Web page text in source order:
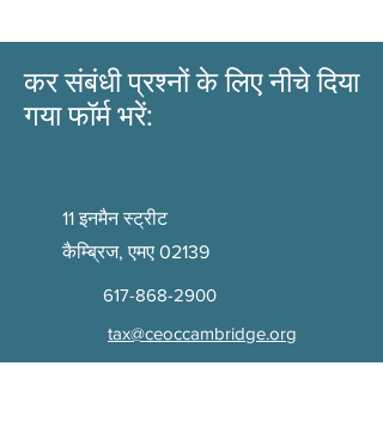
कर संबंधी प्रश्नों के लिए नीचे दिया
गया फॉर्म भरें:
11 इनमैन स्ट्रीट
कैम्ब्रिज, एमए 02139
617-868-2900
tax@ceoccambridge.org